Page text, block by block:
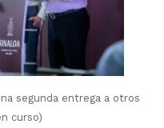
segunda entrega a otros
curso)